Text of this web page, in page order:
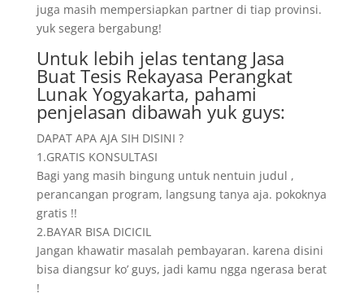
juga masih mempersiapkan partner di tiap provinsi.
yuk segera bergabung!
Untuk lebih jelas tentang Jasa
Buat Tesis Rekayasa Perangkat
Lunak Yogyakarta, pahami
penjelasan dibawah yuk guys:
DAPAT APA AJA SIH DISINI ?
1.GRATIS KONSULTASI
Bagi yang masih bingung untuk nentuin judul ,
perancangan program, langsung tanya aja. pokoknya
gratis !!
2.BAYAR BISA DICICIL
Jangan khawatir masalah pembayaran. karena disini
bisa diangsur ko’ guys, jadi kamu ngga ngerasa berat
!